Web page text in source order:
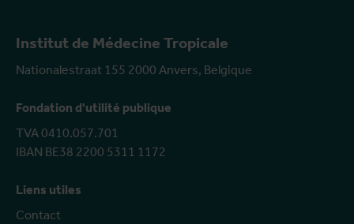
Institut de Médecine Tropicale
Nationalestraat 155 2000 Anvers, Belgique
Fondation d'utilité publique
TVA 0410.057.701
IBAN BE38 2200 5311 1172
Liens utiles
Contact